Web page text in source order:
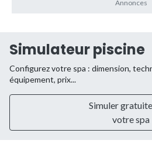
Simulateur piscine
Configurez votre spa : dimension,
équipement, prix...
Simuler
votre spa